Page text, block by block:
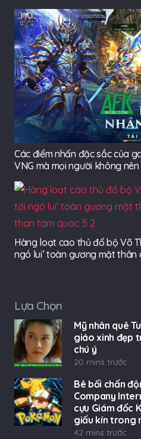
Các điểm nhấn đặc sắc của
VNG mà mọi người không
Hàng loạt cao thủ đổ bộ Võ
ngó lui’ toàn gương mặt thân
Lựa Chọn
Mỹ nhân quê
giáo xinh đẹp
chú ý
20 mins trước
Bê bối chấn
Company
cựu Giám đốc
giấu kín trong
42 mins trước